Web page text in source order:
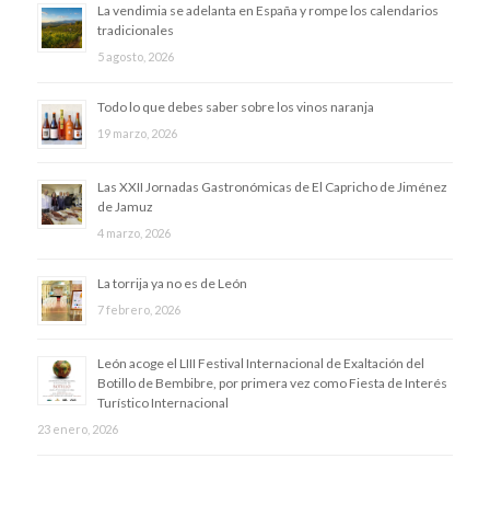
La vendimia se adelanta en España y rompe los calendarios
tradicionales
5 agosto, 2026
Todo lo que debes saber sobre los vinos naranja
19 marzo, 2026
Las XXII Jornadas Gastronómicas de El Capricho de Jiménez
de Jamuz
4 marzo, 2026
La torrija ya no es de León
7 febrero, 2026
​León acoge el LIII Festival Internacional de Exaltación del
Botillo de Bembibre, por primera vez como Fiesta de Interés
Turístico Internacional
23 enero, 2026